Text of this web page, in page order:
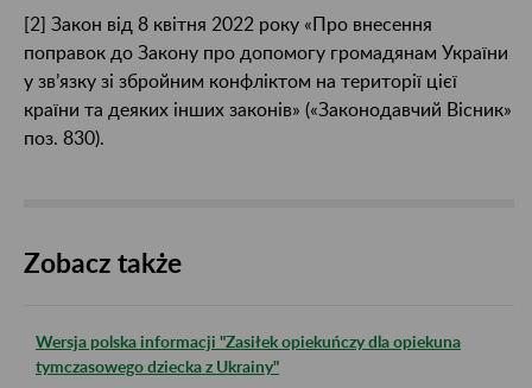
[2] Закон від 8 квітня 2022 року «Про внесення
поправок до Закону про допомогу громадянам України
у зв’язку зі збройним конфліктом на території цієї
країни та деяких інших законів» («Законодавчий Вісник»
поз. 830).
Zobacz także
Wersja polska informacji "Zasiłek opiekuńczy dla opiekuna
tymczasowego dziecka z Ukrainy"